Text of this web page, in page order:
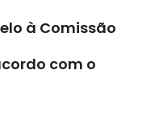
à Comissão
com o